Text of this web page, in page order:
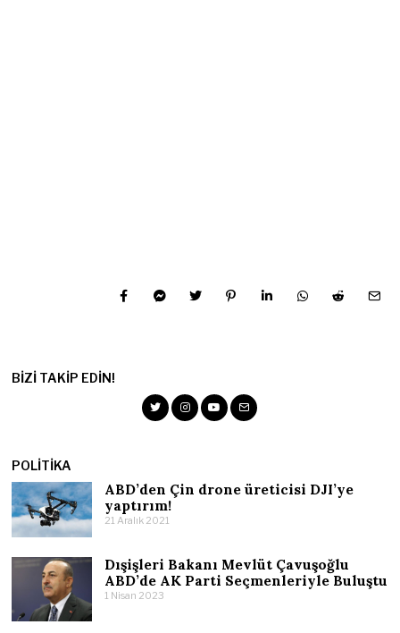
BIZI TAKIP EDIN!
POLITIKA
ABD’den Çin drone üreticisi DJI’ye
yaptırım!
21 Aralık 2021
Dışişleri Bakanı Mevlüt Çavuşoğlu
ABD’de AK Parti Seçmenleriyle Buluştu
1 Nisan 2023